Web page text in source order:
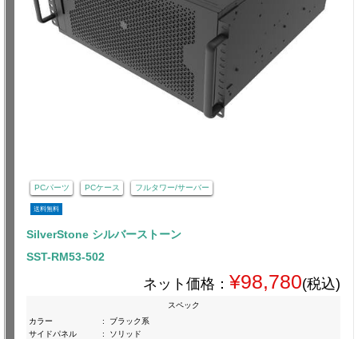
PCパーツ PCケース フルタワー/サーバー
送料無料
SilverStone シルバーストーン
SST-RM53-502
ネット価格： ¥98,780(税込)
スペック
カラー
:
ブラック系
サイドパネル
:
ソリッド